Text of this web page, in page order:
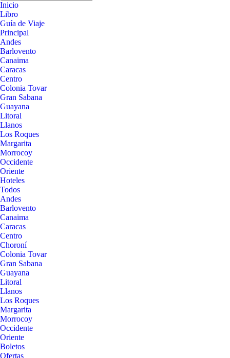
Inicio
Libro
Guía de Viaje
Principal
Andes
Barlovento
Canaima
Caracas
Centro
Colonia Tovar
Gran Sabana
Guayana
Litoral
Llanos
Los Roques
Margarita
Morrocoy
Occidente
Oriente
Hoteles
Todos
Andes
Barlovento
Canaima
Caracas
Centro
Choroní
Colonia Tovar
Gran Sabana
Guayana
Litoral
Llanos
Los Roques
Margarita
Morrocoy
Occidente
Oriente
Boletos
Ofertas